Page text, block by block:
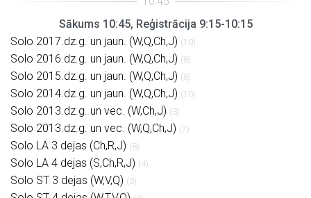
Sākums 10:45, Reģistrācija 9:15-10:15
Solo 2017.dz.g. un jaun. (W,Q,Ch,J) (10)
Solo 2016.dz.g. un jaun. (W,Q,Ch,J) (8)
Solo 2015.dz.g. un jaun. (W,Q,Ch,J) (8)
Solo 2014.dz.g. un jaun. (W,Q,Ch,J) (10)
Solo 2013.dz.g. un vec. (W,Ch,J) (3)
Solo 2013.dz.g. un vec. (W,Q,Ch,J) (7)
Solo LA 3 dejas (Ch,R,J) (8)
Solo LA 4 dejas (S,Ch,R,J) (4)
Solo ST 3 dejas (W,V,Q) (3)